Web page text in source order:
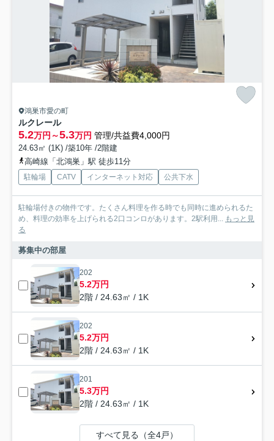
鴻巣市愛の町
ルクレール
5.2万円～5.3万円 管理/共益費4,000円
24.63㎡ (1K) /築10年 /2階建
高崎線「北鴻巣」駅 徒歩11分
駐輪場 CATV インターネット対応 公共下水
駐輪場付きの物件です。たくさん料理を作る時でも同時に進められるた
め、料理の効率を上げられる2口コンロがあります。2駅利用... もっと見
る
募集中の部屋
202
5.2万円
2階 / 24.63㎡ / 1K
202
5.2万円
2階 / 24.63㎡ / 1K
201
5.3万円
2階 / 24.63㎡ / 1K
すべて見る（全4戸）